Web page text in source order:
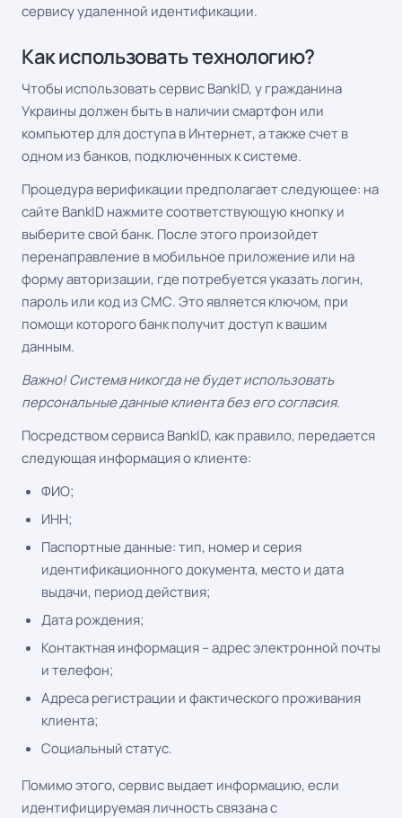
сервису удаленной идентификации.
Как использовать технологию?
Чтобы использовать сервис BankID, у гражданина
Украины должен быть в наличии смартфон или
компьютер для доступа в Интернет, а также счет в
одном из банков, подключенных к системе.
Процедура верификации предполагает следующее: на
сайте BankID нажмите соответствующую кнопку и
выберите свой банк. После этого произойдет
перенаправление в мобильное приложение или на
форму авторизации, где потребуется указать логин,
пароль или код из СМС. Это является ключом, при
помощи которого банк получит доступ к вашим
данным.
Важно! Система никогда не будет использовать
персональные данные клиента без его согласия.
Посредством сервиса BankID, как правило, передается
следующая информация о клиенте:
ФИО;
ИНН;
Паспортные данные: тип, номер и серия
идентификационного документа, место и дата
выдачи, период действия;
Дата рождения;
Контактная информация – адрес электронной почты
и телефон;
Адреса регистрации и фактического проживания
клиента;
Социальный статус.
Помимо этого, сервис выдает информацию, если
идентифицируемая личность связана с